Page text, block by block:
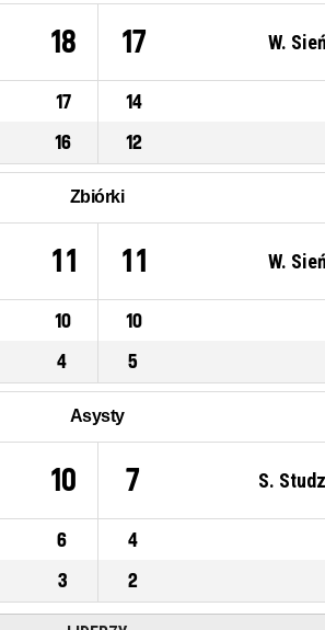
32, D.
Energa Akademia
prowadzenie 29
18 17 W.
17 14
16 12
Zbiórki
11 11 W.
10 10
4 5
Asysty
10 7 S.
6 4
3 2